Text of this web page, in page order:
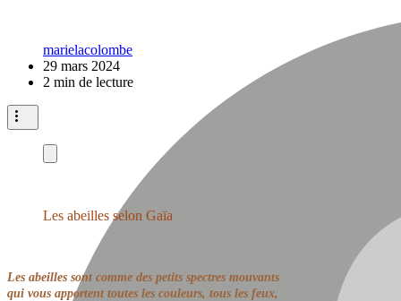
marielacolombe
29 mars 2024
2 min de lecture
Les abeilles selon Gaïa
Les abeilles sont comme des petits spectres mouvants
qui vous apportent toutes les couleurs, tous les feux,